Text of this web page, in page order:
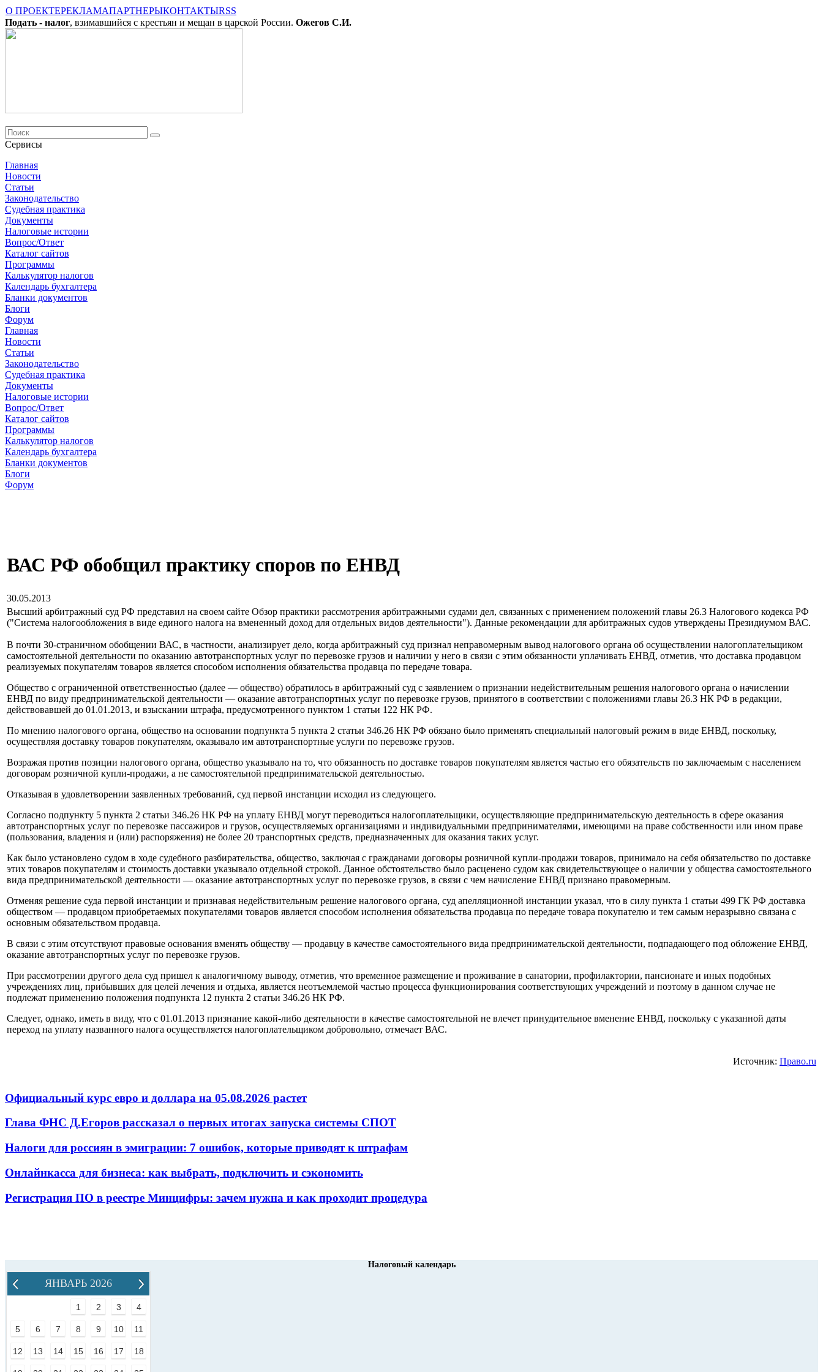
О ПРОЕКТЕРЕКЛАМАПАРТНЕРЫКОНТАКТЫRSS
Подать - налог, взимавшийся с крестьян и мещан в царской России. Ожегов С.И.
Сервисы
Главная
Новости
Cтатьи
Законодательство
Судебная практика
Документы
Налоговые истории
Вопрос/Ответ
Каталог сайтов
Программы
Калькулятор налогов
Календарь бухгалтера
Бланки документов
Блоги
Форум
Главная
Новости
Cтатьи
Законодательство
Судебная практика
Документы
Налоговые истории
Вопрос/Ответ
Каталог сайтов
Программы
Калькулятор налогов
Календарь бухгалтера
Бланки документов
Блоги
Форум
ВАС РФ обобщил практику споров по ЕНВД
30.05.2013
Высший арбитражный суд РФ представил на своем сайте Обзор практики рассмотрения арбитражными судами дел, связанных с применением положений главы 26.3 Налогового кодекса РФ
("Система налогообложения в виде единого налога на вмененный доход для отдельных видов деятельности"). Данные рекомендации для арбитражных судов утверждены Президиумом ВАС.
В почти 30-страничном обобщении ВАС, в частности, анализирует дело, когда арбитражный суд признал неправомерным вывод налогового органа об осуществлении налогоплательщиком
самостоятельной деятельности по оказанию автотранспортных услуг по перевозке грузов и наличии у него в связи с этим обязанности уплачивать ЕНВД, отметив, что доставка продавцом
реализуемых покупателям товаров является способом исполнения обязательства продавца по передаче товара.
Общество с ограниченной ответственностью (далее — общество) обратилось в арбитражный суд с заявлением о признании недействительным решения налогового органа о начислении
ЕНВД по виду предпринимательской деятельности — оказание автотранспортных услуг по перевозке грузов, принятого в соответствии с положениями главы 26.3 НК РФ в редакции,
действовавшей до 01.01.2013, и взыскании штрафа, предусмотренного пунктом 1 статьи 122 НК РФ.
По мнению налогового органа, общество на основании подпункта 5 пункта 2 статьи 346.26 НК РФ обязано было применять специальный налоговый режим в виде ЕНВД, поскольку,
осуществляя доставку товаров покупателям, оказывало им автотранспортные услуги по перевозке грузов.
Возражая против позиции налогового органа, общество указывало на то, что обязанность по доставке товаров покупателям является частью его обязательств по заключаемым с населением
договорам розничной купли-продажи, а не самостоятельной предпринимательской деятельностью.
Отказывая в удовлетворении заявленных требований, суд первой инстанции исходил из следующего.
Согласно подпункту 5 пункта 2 статьи 346.26 НК РФ на уплату ЕНВД могут переводиться налогоплательщики, осуществляющие предпринимательскую деятельность в сфере оказания
автотранспортных услуг по перевозке пассажиров и грузов, осуществляемых организациями и индивидуальными предпринимателями, имеющими на праве собственности или ином праве
(пользования, владения и (или) распоряжения) не более 20 транспортных средств, предназначенных для оказания таких услуг.
Как было установлено судом в ходе судебного разбирательства, общество, заключая с гражданами договоры розничной купли-продажи товаров, принимало на себя обязательство по доставке
этих товаров покупателям и стоимость доставки указывало отдельной строкой. Данное обстоятельство было расценено судом как свидетельствующее о наличии у общества самостоятельного
вида предпринимательской деятельности — оказание автотранспортных услуг по перевозке грузов, в связи с чем начисление ЕНВД признано правомерным.
Отменяя решение суда первой инстанции и признавая недействительным решение налогового органа, суд апелляционной инстанции указал, что в силу пункта 1 статьи 499 ГК РФ доставка
обществом — продавцом приобретаемых покупателями товаров является способом исполнения обязательства продавца по передаче товара покупателю и тем самым неразрывно связана с
основным обязательством продавца.
В связи с этим отсутствуют правовые основания вменять обществу — продавцу в качестве самостоятельного вида предпринимательской деятельности, подпадающего под обложение ЕНВД,
оказание автотранспортных услуг по перевозке грузов.
При рассмотрении другого дела суд пришел к аналогичному выводу, отметив, что временное размещение и проживание в санатории, профилактории, пансионате и иных подобных
учреждениях лиц, прибывших для целей лечения и отдыха, является неотъемлемой частью процесса функционирования соответствующих учреждений и поэтому в данном случае не
подлежат применению положения подпункта 12 пункта 2 статьи 346.26 НК РФ.
Следует, однако, иметь в виду, что с 01.01.2013 признание какой-либо деятельности в качестве самостоятельной не влечет принудительное вменение ЕНВД, поскольку с указанной даты
переход на уплату названного налога осуществляется налогоплательщиком добровольно, отмечает ВАС.
Источник: Право.ru
Официальный курс евро и доллара на 05.08.2026 растет
Глава ФНС Д.Егоров рассказал о первых итогах запуска системы СПОТ
Налоги для россиян в эмиграции: 7 ошибок, которые приводят к штрафам
Онлайнкасса для бизнеса: как выбрать, подключить и сэкономить
Регистрация ПО в реестре Минцифры: зачем нужна и как проходит процедура
Налоговый календарь
ЯНВАРЬ 2026
1 2 3 4
5 6 7 8 9 10 11
12 13 14 15 16 17 18